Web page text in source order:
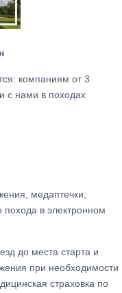
компаниям от 3
с нами в походах
медаптечки;
в электронном
до места старта и
при необходимости
страховка по